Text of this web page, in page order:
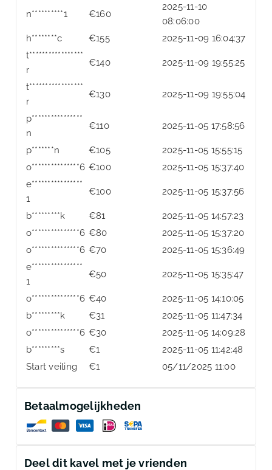
n**********1 €160
2025-11-10
08:06:00
h********c
€155
2025-11-09 16:04:37
t*****************
r
€140 2025-11-09 19:55:25
t*****************
r
€130 2025-11-09 19:55:04
p****************
n
€110 2025-11-05 17:58:56
p*******n €105
2025-11-05 15:55:15
o***************6 €100
2025-11-05 15:37:40
e****************
1
€100 2025-11-05 15:37:56
b*********k €81
2025-11-05 14:57:23
o***************6 €80
2025-11-05 15:37:20
o***************6 €70
2025-11-05 15:36:49
e****************
1
€50 2025-11-05 15:35:47
o***************6 €40
2025-11-05 14:10:05
b*********k
€31
2025-11-05 11:47:34
o***************6 €30
2025-11-05 14:09:28
b*********s
€1
2025-11-05 11:42:48
Start veiling
€1 05/11/2025 11:00
Betaalmogelijkheden
Deel dit kavel met je vrienden